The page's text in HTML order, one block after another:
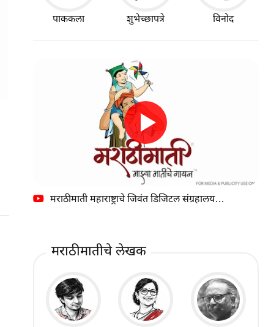
पाककला शुभेच्छापत्रे विनोद
मराठीमाती महाराष्ट्राचे जिवंत डिजिटल संग्रहालय…
मराठीमातीचे लेखक